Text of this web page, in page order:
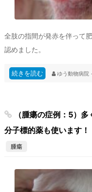
全肢の指間が発赤を伴って
認めました。
続きを読む ゆう動物病院
（腫瘍の症例：5）
分子標的薬も使います！
腫瘍